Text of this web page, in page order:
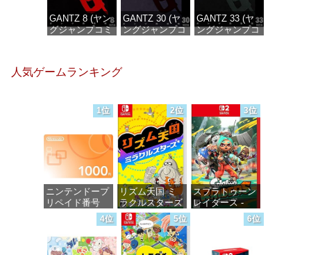
GANTZ 8 (ヤン
グジャンプコミ
GANTZ 30 (ヤ
ングジャンプコ
GANTZ 33 (ヤ
ングジャンプコ
人気ゲームランキング
1位
ニンテンドープ
リペイド番号
1000円|オンラ
インコード版
価格：¥1,000
2位
リズム天国 ミ
ラクルスターズ
-Switch
価格：¥5,645
3位
スプラトゥーン
レイダース -
4位 5位 6位